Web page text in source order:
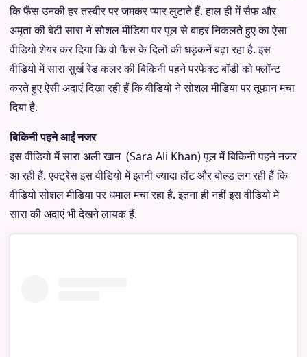
कि फैंस उनकी हर तस्वीर पर जमकर प्यार लुटाते हैं. हाल ही में सैफ और
अमृता की बेटी सारा ने सोशल मीडिया पर पूल से बाहर निकलते हुए का ऐसा
वीडियो शेयर कर दिया कि वो फैंस के दिलों की धड़कनें बढ़ा रहा है. इस
वीडियो में सारा सुर्ख रेड कलर की बिकिनी पहने परफेक्ट बॉडी को फ्लॉन्ट
करते हुए ऐसी अदाएं दिखा रही हैं कि वीडियो ने सोशल मीडिया पर तूफान मचा
दिया है.
बिकिनी पहने आईं नजर
इस वीडियो में सारा अली खान (Sara Ali Khan) पूल में बिकिनी पहने नजर
आ रही हैं. एक्ट्रेस इस वीडियो में इतनी ज्यादा हॉट और बोल्ड लग रही हैं कि
वीडियो सोशल मीडिया पर धमाल मचा रहा है. इतना ही नहीं इस वीडियो में
सारा की अदाएं भी देखने लायक हैं.